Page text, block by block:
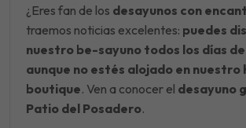
¿Eres fan de los desayunos con
traemos noticias excelentes: puedes
nuestro be-sayuno todos los días
aunque no estés alojado en nuestro
boutique. Ven a conocer el desayuno
Patio del Posadero.